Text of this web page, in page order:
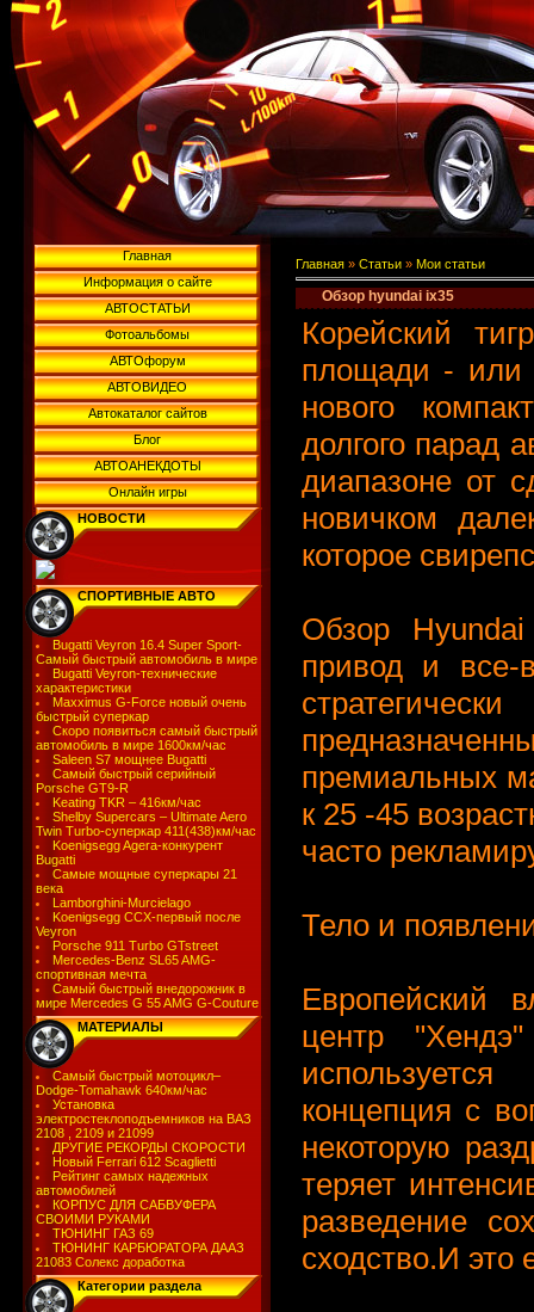
Главная
Информация о сайте
АВТОСТАТЬИ
Фотоальбомы
АВТОфорум
АВТОВИДЕО
Автокаталог сайтов
Блог
АВТОАНЕКДОТЫ
Онлайн игры
НОВОСТИ
СПОРТИВНЫЕ АВТО
Bugatti Veyron 16.4 Super Sport-
Самый быстрый автомобиль в мире
Bugatti Veyron-технические
характеристики
Maxximus G-Force новый очень
быстрый суперкар
Скоро появиться самый быстрый
автомобиль в мире 1600км/час
Saleen S7 мощнее Bugatti
Самый быстрый серийный
Porsche GT9-R
Keating TKR – 416км/час
Shelby Supercars – Ultimate Aero
Twin Turbo-суперкар 411(438)км/час
Koenigsegg Agera-конкурент
Bugatti
Самые мощные суперкары 21
века
Lamborghini-Murcielago
Koenigsegg CCX-первый после
Veyron
Porsche 911 Turbo GTstreet
Mercedes-Benz SL65 AMG-
спортивная мечта
Самый быстрый внедорожник в
мире Mercedes G 55 AMG G-Couture
МАТЕРИАЛЫ
Самый быстрый мотоцикл–
Dodge-Tomahawk 640км/час
Установка
электростеклоподъемников на ВАЗ
2108 , 2109 и 21099
ДРУГИЕ РЕКОРДЫ СКОРОСТИ
Новый Ferrari 612 Scaglietti
Рейтинг самых надежных
автомобилей
КОРПУС ДЛЯ САБВУФЕРА
СВОИМИ РУКАМИ
ТЮНИНГ ГАЗ 69
ТЮНИНГ КАРБЮРАТОРА ДААЗ
21083 Солекс доработка
Категории раздела
Главная » Статьи » Мои статьи
Обзор hyundai ix35
Корейский
площади - или
нового
долгого парад
диапазоне от
новичком
которое
Обзор
привод и все-
премиальных
к 25 -45
часто
Тело и
Европейский
центр
концепция с
некоторую
теряет
разведение
сходство.И это